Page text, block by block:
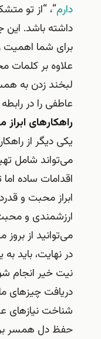
دارم“، “از تو
داشته باشد.
برای شما اهمیت
علاوه بر کلمات
لبخند زدن به
عاطفی را در
راهکارهای
یکی دیگر از
می‌تواند شامل
اقدامات ساده
ابراز محبت و
ارزشمندی و
می‌توانید از
در نهایت، باید
نیت خیر انجام
دریافت چیزهای
شناخت نیازهای
حفظ دل همسر